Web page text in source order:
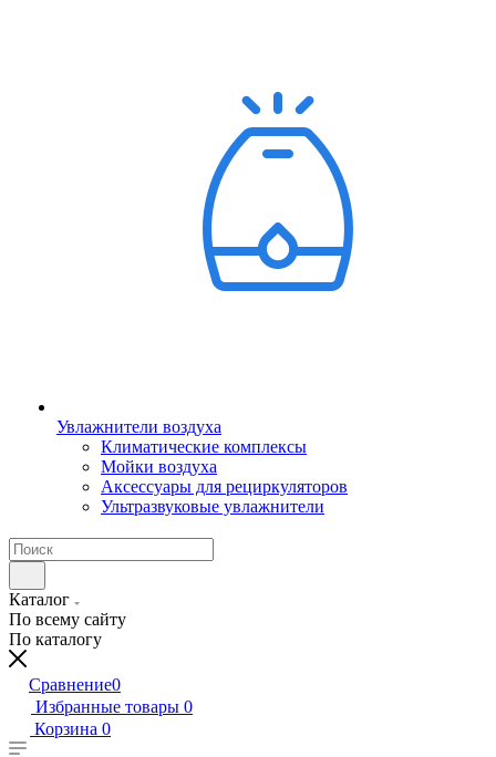
Увлажнители воздуха
Климатические комплексы
Мойки воздуха
Аксессуары для рециркуляторов
Ультразвуковые увлажнители
Каталог
По всему сайту
По каталогу
Сравнение0
Избранные товары 0
Корзина 0